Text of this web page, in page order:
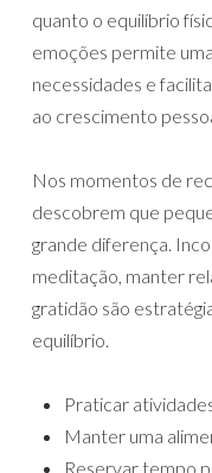
quanto o equilíbrio
emoções permite
necessidades e
ao crescimento
Nos momentos de
descobrem que
grande diferença.
meditação, manter
gratidão são
equilíbrio.
Praticar
Manter uma
Reservar tempo